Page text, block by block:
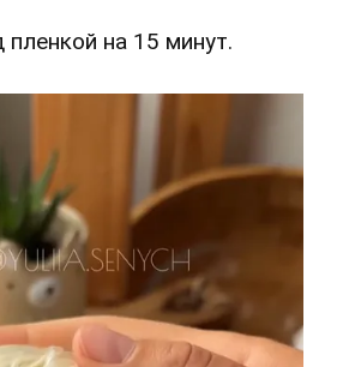
пленкой на 15 минут.